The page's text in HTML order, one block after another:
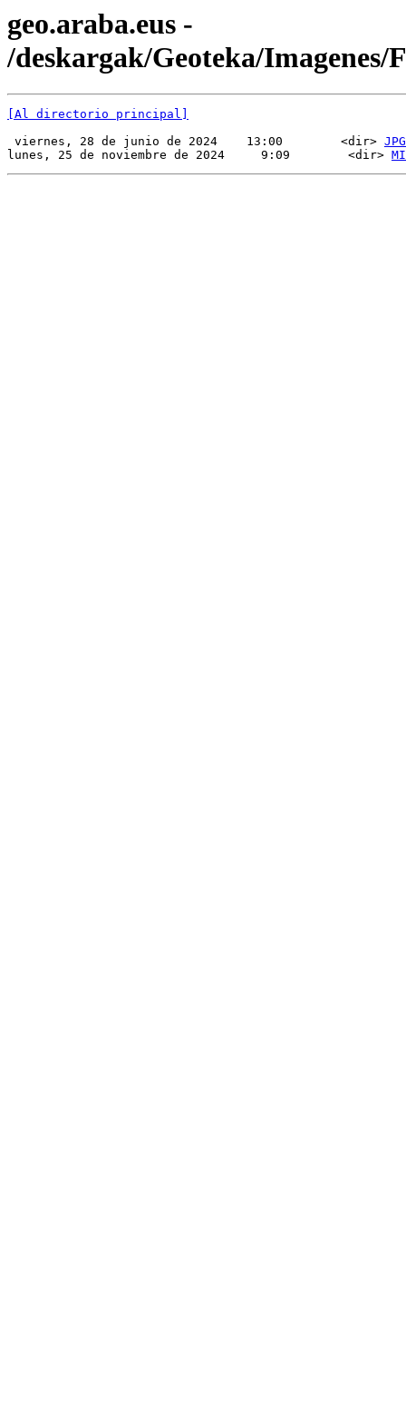
geo.araba.eus -
/deskargak/Geoteka/Imagenes/
[Al directorio principal]
viernes, 28 de junio de 2024    13:00        <dir> JPG
lunes, 25 de noviembre de 2024     9:09        <dir>